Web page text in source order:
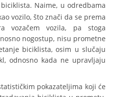
Naime, u odredbama
vozilo, što znači da se prema
vozačem vozila, pa stoga
nogostup, nisu prometne
biciklista, osim u slučaju
odnosno kada ne upravljaju
pokazateljima koji će